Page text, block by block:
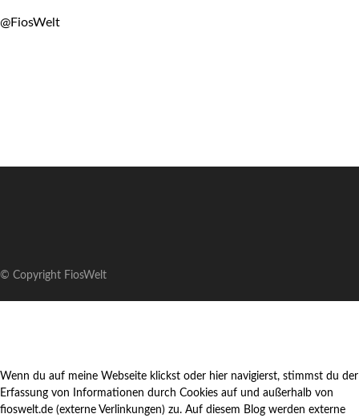
@FiosWelt
© Copyright FiosWelt
Wenn du auf meine Webseite klickst oder hier navigierst, stimmst du der
Erfassung von Informationen durch Cookies auf und außerhalb von
fioswelt.de (externe Verlinkungen) zu. Auf diesem Blog werden externe